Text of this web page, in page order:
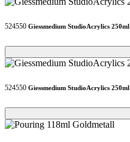
524550 Giessmedium StudioAcrylics 250ml
Loading...
Loading...
524550 Giessmedium StudioAcrylics 250ml
Loading...
Loading...